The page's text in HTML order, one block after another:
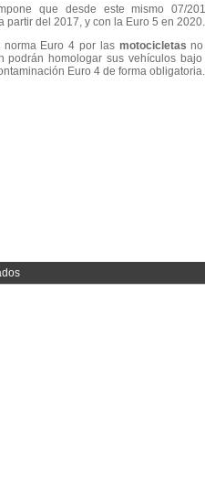
que desde este mismo 07/
partir del 2017, y con la Euro 5 en 2020.
norma Euro 4 por lasmotocicletas
homologar sus vehículos bajo
Euro 4 de forma